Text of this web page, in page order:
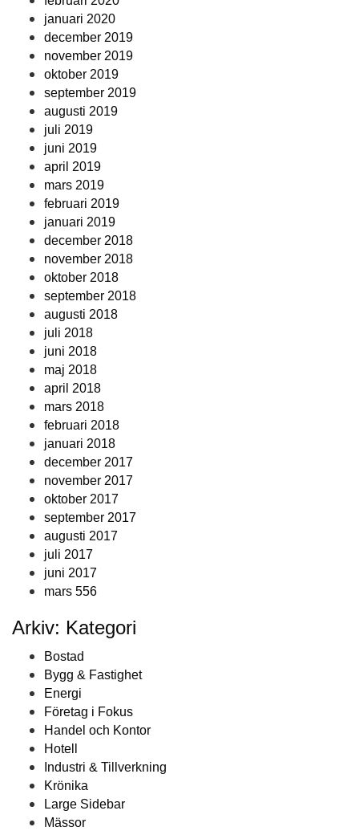
januari 2020
december 2019
november 2019
oktober 2019
september 2019
augusti 2019
juli 2019
juni 2019
april 2019
mars 2019
februari 2019
januari 2019
december 2018
november 2018
oktober 2018
september 2018
augusti 2018
juli 2018
juni 2018
maj 2018
april 2018
mars 2018
februari 2018
januari 2018
december 2017
november 2017
oktober 2017
september 2017
augusti 2017
juli 2017
juni 2017
mars 556
Arkiv: Kategori
Bostad
Bygg & Fastighet
Energi
Företag i Fokus
Handel och Kontor
Hotell
Industri & Tillverkning
Krönika
Large Sidebar
Mässor